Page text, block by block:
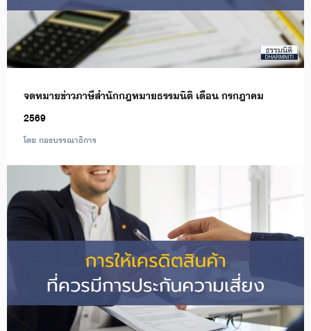
จดหมายข่าวภาษีสำนักกฎหมายธรรมนิติ เดือน กรกฎาคม
2569
โดย กองบรรณาธิการ